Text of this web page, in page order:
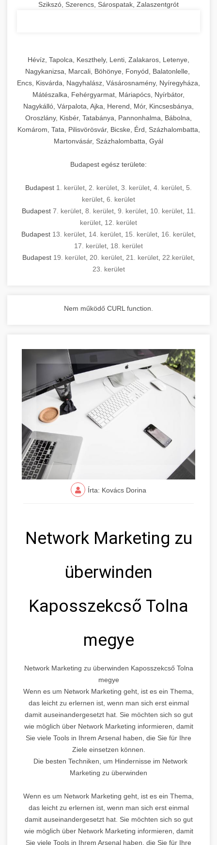
Szikszó, Szerencs, Sárospatak, Zalaszentgrót
Hévíz, Tapolca, Keszthely, Lenti, Zalakaros, Letenye,
Nagykanizsa, Marcali, Böhönye, Fonyód, Balatonlelle,
Encs, Kisvárda, Nagyhalász, Vásárosnamény, Nyíregyháza,
Mátészalka, Fehérgyarmat, Máriapócs, Nyírbátor,
Nagykálló, Várpalota, Ajka, Herend, Mór, Kincsesbánya,
Oroszlány, Kisbér, Tatabánya, Pannonhalma, Bábolna,
Komárom, Tata, Pilisvörösvár, Bicske, Érd, Százhalombatta,
Martonvásár, Százhalombatta, Gyál
Budapest egész területe:
Budapest 1. kerület 2. kerület 3. kerület 4. kerület 5.
kerület 6. kerület
Budapest 7. kerület, 8. kerület, 9. kerület, 10. kerület, 11.
kerület 12. kerület
Budapest 13. kerület 14. kerület 15. kerület 16. kerület
17. kerület 18. kerület
Budapest 19. kerület 20. kerület 21. kerület 22.kerület
23. kerület
Nem működő CURL function.
Írta: Kovács Dorina
Network Marketing zu
überwinden
Kaposszekcső Tolna
megye
Network Marketing zu überwinden Kaposszekcső Tolna
megye
Wenn es um Network Marketing geht, ist es ein Thema,
das leicht zu erlernen ist, wenn man sich erst einmal
damit auseinandergesetzt hat. Sie möchten sich so gut
wie möglich über Network Marketing informieren, damit
Sie viele Tools in Ihrem Arsenal haben, die Sie für Ihre
Ziele einsetzen können.
Die besten Techniken, um Hindernisse im Network
Marketing zu überwinden
Wenn es um Network Marketing geht, ist es ein Thema,
das leicht zu erlernen ist, wenn man sich erst einmal
damit auseinandergesetzt hat. Sie möchten sich so gut
wie möglich über Network Marketing informieren, damit
Sie viele Tools in Ihrem Arsenal haben, die Sie für Ihre